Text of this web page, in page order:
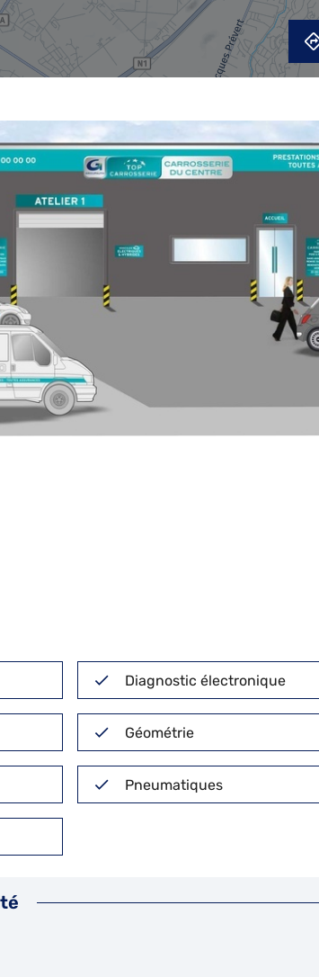
Diagnostic électronique
Géométrie
Pneumatiques